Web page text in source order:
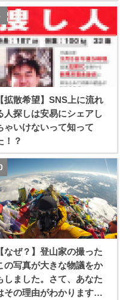
【拡散希望】SNS上に流れ
人探しは安易にシェアし
ゃいけないって知って
！？
【なぜ？】登山家の撮った
の写真が大きな物議をか
しました。さて、あなた
その理由がわかります